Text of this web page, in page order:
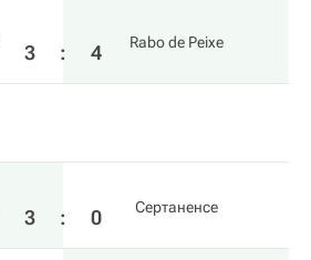
3 : 4 Rabo de Peixe
3 : 0 Сертаненсе